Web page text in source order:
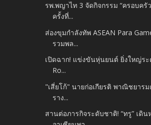
รพ.พญาไท 3 จัดกิจกรรม “ครอบค
ครั้งที่...
ส่องขุมกำลังทัพ ASEAN Para
รวมพล...
เปิดฉาก! แข่งขันหุ่นยนต์ ยิ่งใหญ่ระ
Ro...
"เสี่ยโก้" นายก่อเกียรติ พาณิชยาร
ราง...
สานต่อภารกิจระดับชาติ! “ทรู” เดิ